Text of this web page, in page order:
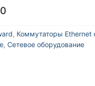
, Коммутаторы Ethernet
, Сетевое оборудование